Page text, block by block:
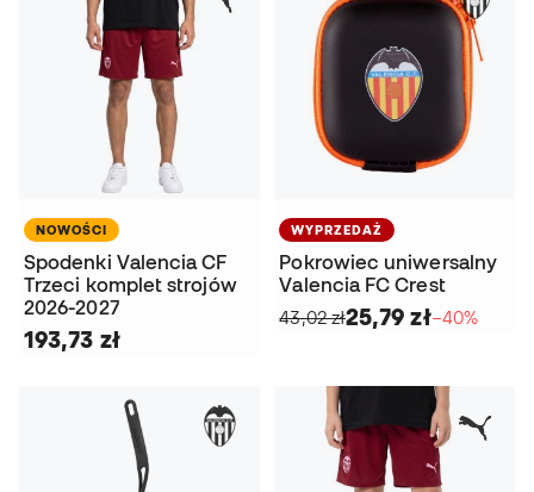
NOWOŚCI
Spodenki Valencia CF
Trzeci komplet strojów
2026-2027
193,73 zł
WYPRZEDAŻ
Pokrowiec uniwersalny
Valencia FC Crest
43,02 zł25,79 zł−40%